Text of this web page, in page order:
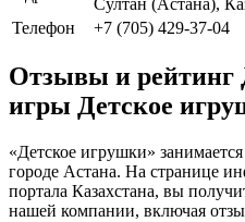
Телефон
+7 (705) 429-37-04
Отзывы и рейтинг
игры Детское
«Детское игрушки»
городе Астана. На странице
портала Казахстана, вы
нашей компании, включая